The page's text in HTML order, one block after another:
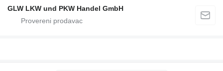
GLW LKW und PKW Handel GmbH